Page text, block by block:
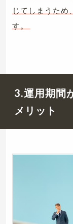
じてしまうため
す。
3.運用期間
メリット